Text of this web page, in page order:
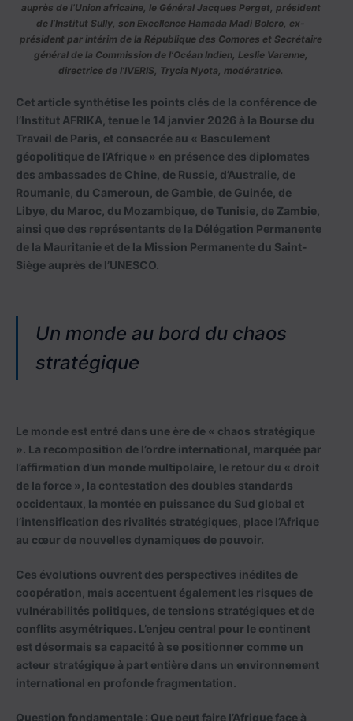
auprès de l’Union africaine, le Général Jacques Perget, président
de l’Institut Sully, son Excellence Hamada Madi Bolero, ex-
président par intérim de la République des Comores et Secrétaire
général de la Commission de l’Océan Indien, Leslie Varenne,
directrice de l’IVERIS, Trycia Nyota, modératrice.
Cet article synthétise les points clés de la conférence de
l’Institut AFRIKA, tenue le 14 janvier 2026 à la Bourse du
Travail de Paris, et consacrée au « Basculement
géopolitique de l’Afrique » en présence des diplomates
des ambassades de Chine, de Russie, d’Australie, de
Roumanie, du Cameroun, de Gambie, de Guinée, de
Libye, du Maroc, du Mozambique, de Tunisie, de Zambie,
ainsi que des représentants de la Délégation Permanente
de la Mauritanie et de la Mission Permanente du Saint-
Siège auprès de l’UNESCO.
Un monde au bord du chaos
stratégique
Le monde est entré dans une ère de « chaos stratégique
». La recomposition de l’ordre international, marquée par
l’affirmation d’un monde multipolaire, le retour du « droit
de la force », la contestation des doubles standards
occidentaux, la montée en puissance du Sud global et
l’intensification des rivalités stratégiques, place l’Afrique
au cœur de nouvelles dynamiques de pouvoir.
Ces évolutions ouvrent des perspectives inédites de
coopération, mais accentuent également les risques de
vulnérabilités politiques, de tensions stratégiques et de
conflits asymétriques. L’enjeu central pour le continent
est désormais sa capacité à se positionner comme un
acteur stratégique à part entière dans un environnement
international en profonde fragmentation.
Question fondamentale : Que peut faire l’Afrique face à